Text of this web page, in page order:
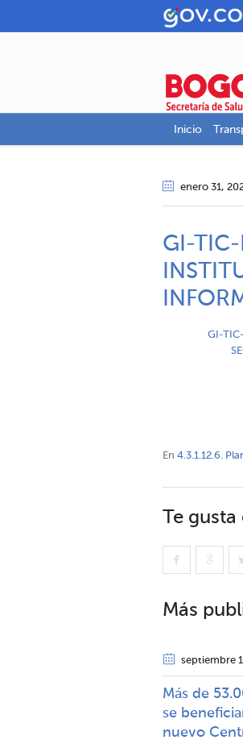
Inicio
enero 31,
GI-TIC-
GI-
En 4.3.1.12.6.
Te gusta
Más
septiembre
Más de
se
nuevo